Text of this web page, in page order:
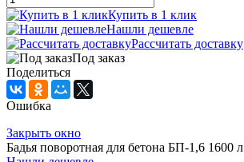
Купить в 1 клик
Нашли дешевле
Рассчитать доставку
Под заказ
Поделиться
Ошибка
Закрыть окно
Бадья поворотная для бетона БП-1,6 1600 л